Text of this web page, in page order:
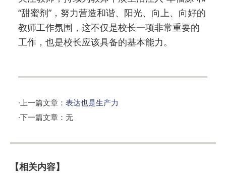
“甜蜜剂”，努力营造和谐、阳光、向上、向好的
教师工作氛围，这不仅是校长一项非常重要的
工作，也是校长应该具备的基本能力。
·上一篇文章： 表达也是生产力
·下一篇文章：无
【相关内容】